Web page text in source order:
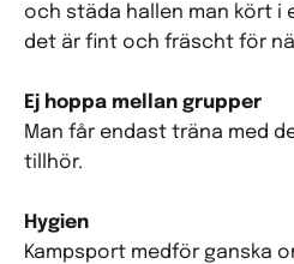
och städa hallen man kört i
det är fint och fräscht för
Ej hoppa mellan grupper
Man får endast träna med
tillhör.
Hygien
Kampsport medför ganska